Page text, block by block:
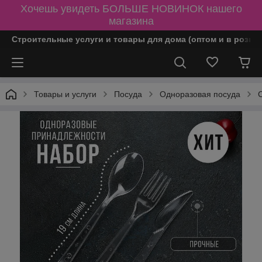
Хочешь увидеть БОЛЬШЕ НОВИНОК нашего
магазина
Строительные услуги и товары для дома (оптом и в
Товары и услуги Посуда Одноразовая посуда